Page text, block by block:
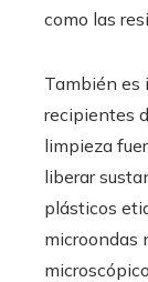
como las
También es
recipientes
limpieza
liberar
plásticos
microondas